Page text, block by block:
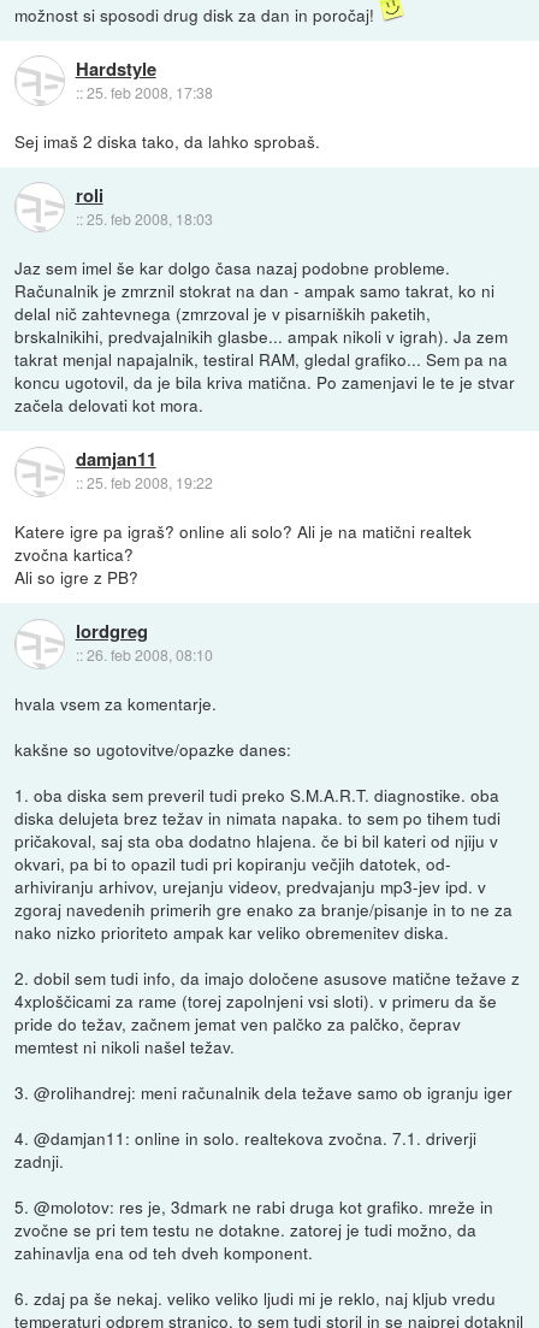
možnost si sposodi drug disk za dan in poročaj!
Hardstyle
::25. feb 2008, 17:38
Sej imaš 2 diska tako, da lahko sprobaš.
roli
::25. feb 2008, 18:03
Jaz sem imel še kar dolgo časa nazaj podobne probleme.
Računalnik je zmrznil stokrat na dan - ampak samo takrat, ko ni
delal nič zahtevnega (zmrzoval je v pisarniških paketih,
brskalnikihi, predvajalnikih glasbe... ampak nikoli v igrah). Ja zem
takrat menjal napajalnik, testiral RAM, gledal grafiko... Sem pa na
koncu ugotovil, da je bila kriva matična. Po zamenjavi le te je stvar
začela delovati kot mora.
damjan11
::25. feb 2008, 19:22
Katere igre pa igraš? online ali solo? Ali je na matični realtek
zvočna kartica?
Ali so igre z PB?
lordgreg
::26. feb 2008, 08:10
hvala vsem za komentarje.
kakšne so ugotovitve/opazke danes:
1. oba diska sem preveril tudi preko S.M.A.R.T. diagnostike. oba
diska delujeta brez težav in nimata napaka. to sem po tihem tudi
pričakoval, saj sta oba dodatno hlajena. če bi bil kateri od njiju v
okvari, pa bi to opazil tudi pri kopiranju večjih datotek, od-
arhiviranju arhivov, urejanju videov, predvajanju mp3-jev ipd. v
zgoraj navedenih primerih gre enako za branje/pisanje in to ne za
nako nizko prioriteto ampak kar veliko obremenitev diska.
2. dobil sem tudi info, da imajo določene asusove matične težave z
4xploščicami za rame (torej zapolnjeni vsi sloti). v primeru da še
pride do težav, začnem jemat ven palčko za palčko, čeprav
memtest ni nikoli našel težav.
3. @rolihandrej: meni računalnik dela težave samo ob igranju iger
4. @damjan11: online in solo. realtekova zvočna. 7.1. driverji
zadnji.
5. @molotov: res je, 3dmark ne rabi druga kot grafiko. mreže in
zvočne se pri tem testu ne dotakne. zatorej je tudi možno, da
zahinavlja ena od teh dveh komponent.
6. zdaj pa še nekaj. veliko veliko ljudi mi je reklo, naj kljub vredu
temperaturi odprem stranico. to sem tudi storil in se najprej dotaknil